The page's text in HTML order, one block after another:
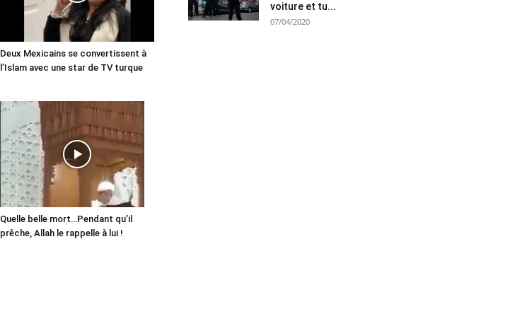
Deux Mexicains se convertissent à
l’Islam avec une star de TV turque
Quelle belle mort…Pendant qu’il
prêche, Allah le rappelle à lui !
voiture et tu...
07/04/2020